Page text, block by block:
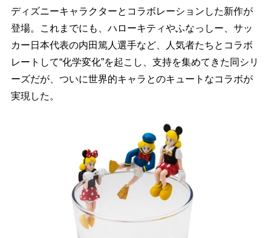
ディズニーキャラクターとコラボレーションした新作が
登場。これまでにも、ハローキティやふなっしー、サッ
カー日本代表の内田篤人選手など、人気者たちとコラボ
レートして“化学変化”を起こし、支持を集めてきた同シリ
ーズだが、ついに世界的キャラとのキュートなコラボが
実現した。